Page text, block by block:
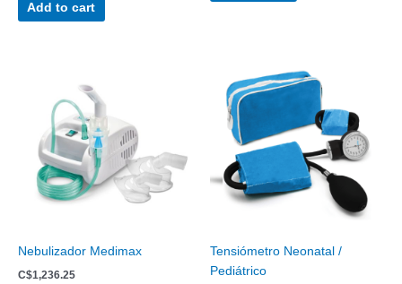
Add to cart
Nebulizador Medimax
C$1,236.25
Tensiómetro Neonatal /
Pediátrico